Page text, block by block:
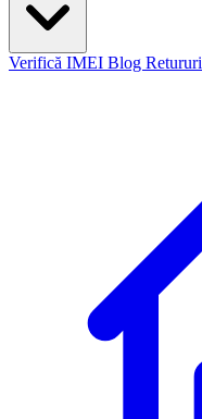
Verifică IMEI Blog Retururi